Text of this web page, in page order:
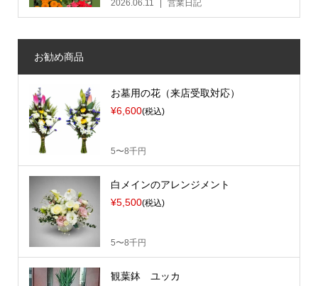
2026.06.11 営業日記
お勧め商品
お墓用の花（来店受取対応）
¥6,600(税込)
5〜8千円
白メインのアレンジメント
¥5,500(税込)
5〜8千円
観葉鉢 ユッカ